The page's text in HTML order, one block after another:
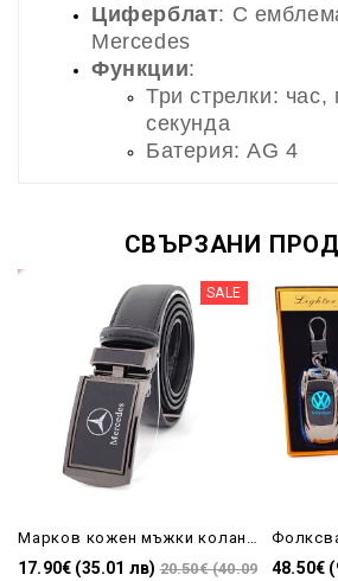
Циферблат: С
Mercedes
Функции:
Три стрелки: час,
секунда
Батерия: AG 4
СВЪРЗАНИ
SALE
17.90€ (35.01 лв) 20.50€ (40.09
48.50€